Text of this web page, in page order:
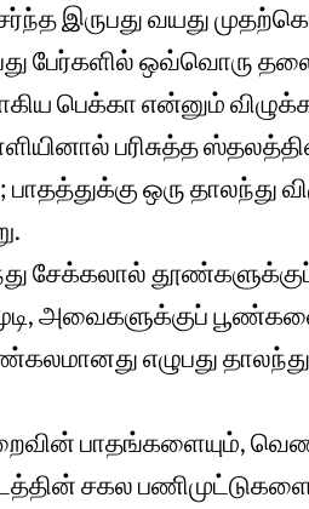
இருபது வயது
பேர்களில் ஒவ்வொரு
பெக்கா என்னும்
பரிசுத்த
ஒரு தாலந்து
சேக்கலால்
அவைகளுக்குப்
எழுபது
பாதங்களையும்,
சகல